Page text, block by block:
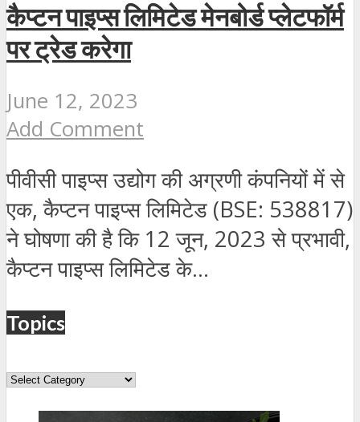
कैप्टन पाइप्स लिमिटेड मेनबोर्ड प्लेटफॉर्म
पर ट्रेड करेगा
June 12, 2023
Add Comment
पीवीसी पाइप्स उद्योग की अग्रणी कंपनियों में से
एक, कैप्टन पाइप्स लिमिटेड (BSE: 538817)
ने घोषणा की है कि 12 जून, 2023 से प्रभावी,
कैप्टन पाइप्स लिमिटेड के...
Topics
Topics